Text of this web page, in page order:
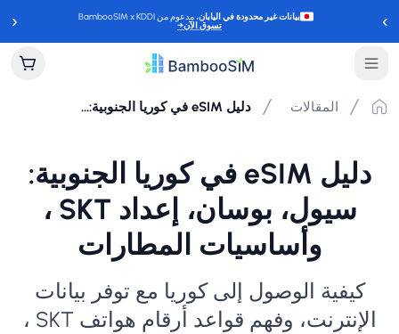
‹ بيانات غير محدودة في اليابان، مدعوم من BambooSIM x KDDI
تسوق الآن→ ›
المقالات دليل eSIM في كوريا الجنوبية: سيول، بوسان، إعداد SKT ، وأساسيات المطارات
دليل eSIM في كوريا الجنوبية:
سيول، بوسان، إعداد SKT ،
وأساسيات المطارات
كيفية الوصول إلى كوريا مع توفر بيانات
الإنترنت، وفهم قواعد أرقام هواتف SKT ،